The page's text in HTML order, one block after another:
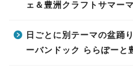
ェ＆豊洲クラフトサマー
日ごとに別テーマの盆踊
ーバンドック ららぽーと